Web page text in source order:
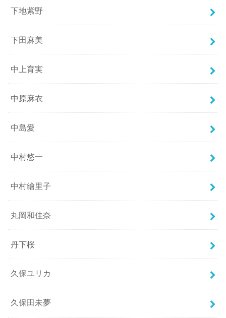
下地紫野
下田麻美
中上育実
中原麻衣
中島愛
中村悠一
中村繪里子
丸岡和佳奈
丹下桜
久保ユリカ
久保田未夢